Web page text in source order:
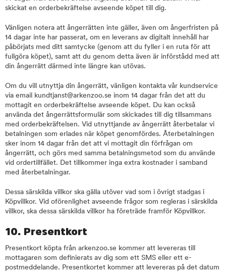
skickat en orderbekräftelse avseende köpet till dig.
Vänligen notera att ångerrätten inte gäller, även om ångerfristen på
14 dagar inte har passerat, om en leverans av digitalt innehåll har
påbörjats med ditt samtycke (genom att du fyller i en ruta för att
fullgöra köpet), samt att du genom detta även är införstådd med att
din ångerrätt därmed inte längre kan utövas.
Om du vill utnyttja din ångerrätt, vänligen kontakta vår kundservice
via email kundtjanst@arkenzoo.se inom 14 dagar från det att du
mottagit en orderbekräftelse avseende köpet. Du kan också
använda det ångerrättsformulär som skickades till dig tillsammans
med orderbekräftelsen. Vid utnyttjande av ångerrätt återbetalar vi
betalningen som erlades när köpet genomfördes. Återbetalningen
sker inom 14 dagar från det att vi mottagit din förfrågan om
ångerrätt, och görs med samma betalningsmetod som du använde
vid ordertillfället. Det tillkommer inga extra kostnader i samband
med återbetalningar.
Dessa särskilda villkor ska gälla utöver vad som i övrigt stadgas i
Köpvillkor. Vid oförenlighet avseende frågor som regleras i särskilda
villkor, ska dessa särskilda villkor ha företräde framför Köpvillkor.
10. Presentkort
Presentkort köpta från arkenzoo.se kommer att levereras till
mottagaren som definierats av dig som ett SMS eller ett e-
postmeddelande. Presentkortet kommer att levereras på det datum